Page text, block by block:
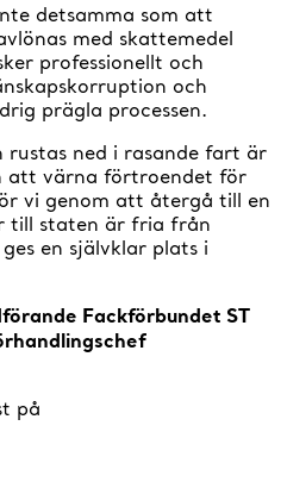
detsamma som att
med skattemedel
professionellt och
och
prägla processen.
ned i rasande fart är
att värna förtroendet för
vi genom att återgå till en
till staten är fria från
en självklar plats i
Fackförbundet ST
på